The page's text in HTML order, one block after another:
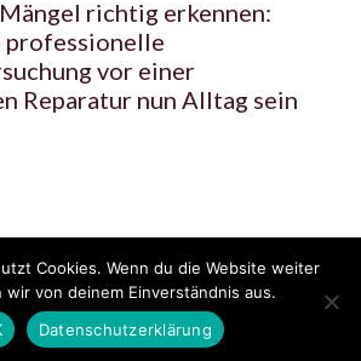
richtig erkennen:
professionelle
vor einer
Reparatur nun Alltag sein
2025 Copyright - KFZzeitung.com
FAQ Kontakt Impressum
veröffentlichen
Cookies. Wenn du die Website weiter
von deinem Einverständnis aus.
Datenschutzerklärung